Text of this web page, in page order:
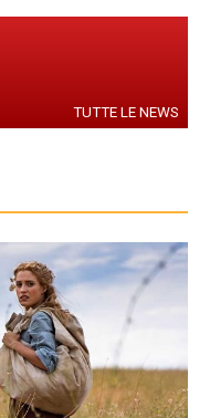
TUTTE LE NEWS